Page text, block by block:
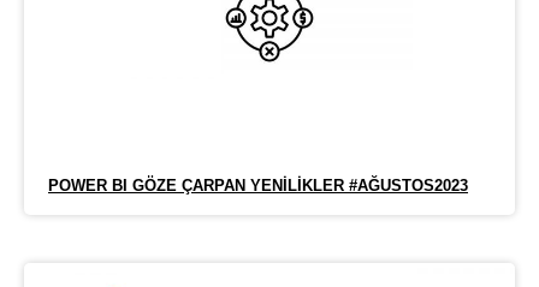
POWER BI GÖZE ÇARPAN YENILIKLER #AĞUSTOS2023